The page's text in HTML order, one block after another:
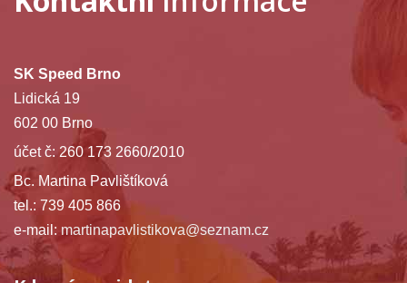
SK Speed Brno
Lidická 19
602 00 Brno
účet č: 260 173 2660/2010
Bc. Martina Pavlištíková
tel.: 739 405 866
e-mail: martinapavlistikova@seznam.cz